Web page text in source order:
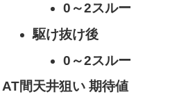
0～2スルー
駆け抜け後
0～2スルー
AT間天井狙い 期待値